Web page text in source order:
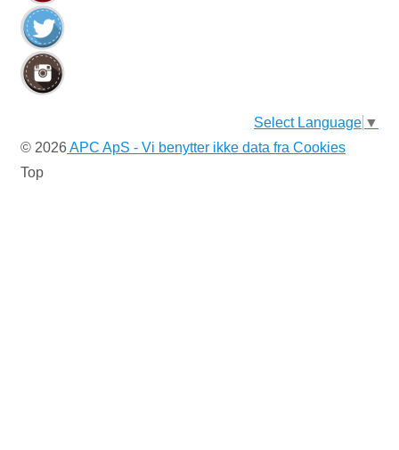
Select Language ▼
© 2026APC ApS - Vi benytter ikke data fra Cookies
Top